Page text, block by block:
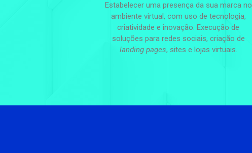
Estabelecer uma presença da sua marca no
ambiente virtual, com uso de tecnologia,
criatividade e inovação. Execução de
soluções para redes sociais, criação de
landing pages, sites e lojas virtuais.